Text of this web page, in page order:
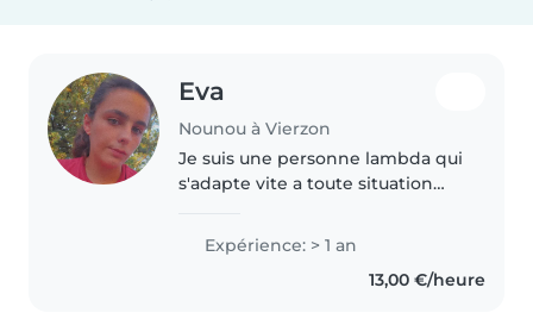
Eva
Nounou à Vierzon
Je suis une personne lambda qui
s'adapte vite a toute situation
dont d'enfant autiste et en
situation d'anticiper
Expérience: > 1 an
13,00 €/heure